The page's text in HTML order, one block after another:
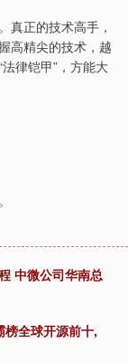
真正的技术高手，
高精尖的技术，越
律铠甲”，方能大
中微公司华南总
榜全球开源前十,